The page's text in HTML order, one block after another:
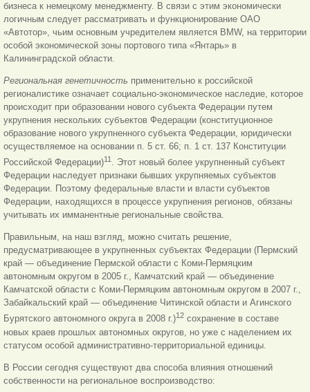
бизнеса к немецкому менеджменту. В связи с этим экономически
логичным следует рассматривать и функционирование ОАО
«Автотор», чьим основным учредителем является BMW, на территории
особой экономической зоны портового типа «Янтарь» в
Калининградской области.
Региональная генетичность применительно к российской
регионалистике означает социально-экономическое наследие, которое
происходит при образовании нового субъекта Федерации путем
укрупнения нескольких субъектов Федерации (конституционное
образование нового укрупненного субъекта Федерации, юридически
осуществляемое на основании п. 5 ст. 66; п. 1 ст. 137 Конституции
Российской Федерации)11 . Этот новый более укрупненный субъект
Федерации наследует признаки бывших укрупняемых субъектов
Федерации. Поэтому федеральные власти и власти субъектов
Федерации, находящихся в процессе укрупнения регионов, обязаны
учитывать их имманентные региональные свойства.
Правильным, на наш взгляд, можно считать решение,
предусматривающее в укрупненных субъектах Федерации (Пермский
край — объединение Пермской области с Коми-Пермяцким
автономным округом в 2005 г., Камчатский край — объединение
Камчатской области с Коми-Пермяцким автономным округом в 2007 г.,
Забайкальский край — объединение Читинской области и Агинского
Бурятского автономного округа в 2008 г.)12 сохранение в составе
новых краев прошлых автономных округов, но уже с наделением их
статусом особой административно-территориальной единицы.
В России сегодня существуют два способа влияния отношений
собственности на региональное воспроизводство: